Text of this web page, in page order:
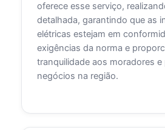
oferece esse serviço,
detalhada, garantindo que as
elétricas estejam em
exigências da norma e
tranquilidade aos moradores
negócios na região.